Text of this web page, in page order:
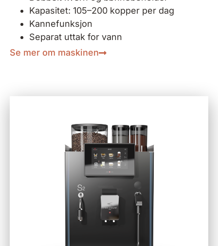
Kapasitet: 105–200 kopper per dag
Kannefunksjon
Separat uttak for vann
Se mer om maskinen